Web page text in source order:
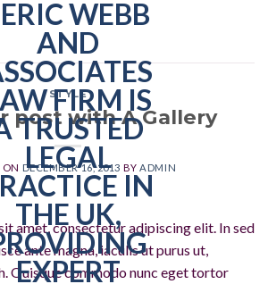
STYLE
post with A Gallery
ON DECEMBER 16, 2013 BY ADMIN
amet, consectetur adipiscing elit. In sed
ante magna, iaculis ut purus ut,
Quisque commodo nunc eget tortor